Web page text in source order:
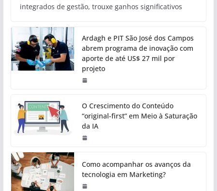
integrados de gestão, trouxe ganhos significativos
Ardagh e PIT São José dos Campos
abrem programa de inovação com
aporte de até US$ 27 mil por
projeto
O Crescimento do Conteúdo
“original-first” em Meio à Saturação
da IA
Como acompanhar os avanços da
tecnologia em Marketing?